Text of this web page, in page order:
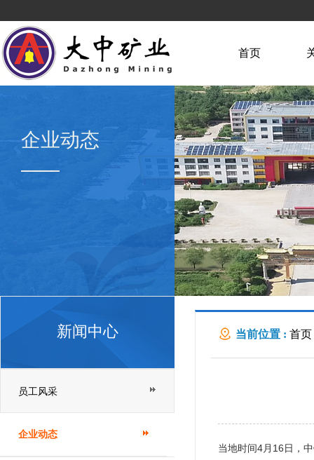
首页
企业动态
新闻中心
员工风采
企业动态
当前位置 : 首页
当地时间4月16日，